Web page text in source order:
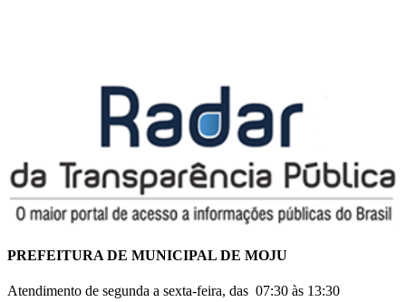
PREFEITURA DE MUNICIPAL DE MOJU
Atendimento de segunda a sexta-feira, das 07:30 às 13:30